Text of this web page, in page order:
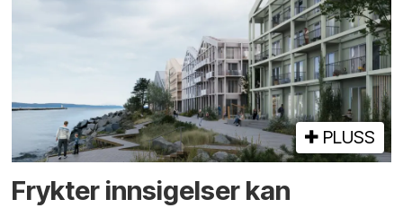
PLUSS
Frykter innsigelser kan